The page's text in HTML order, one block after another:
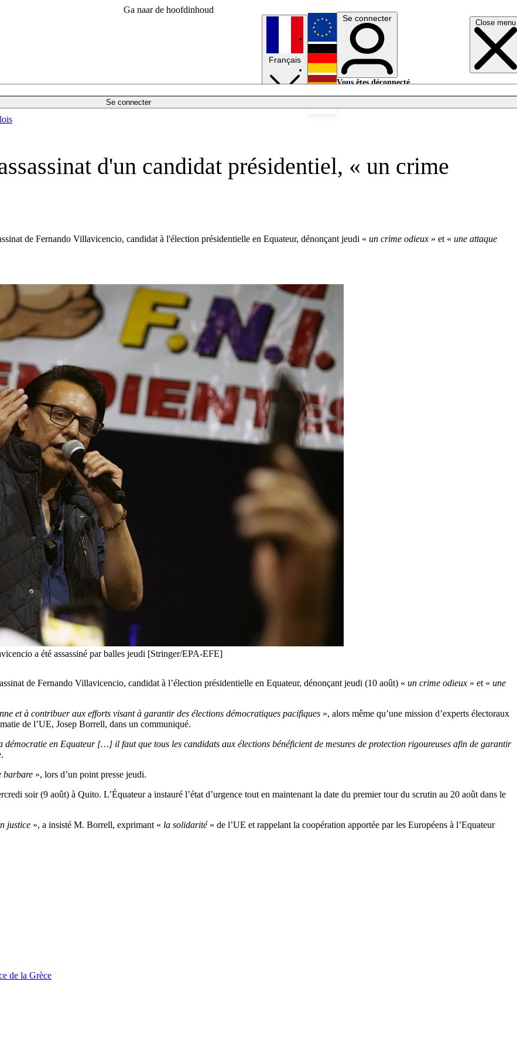
Ga naar de hoofdinhoud
Close menu
Se connecter
Français
English
Deutsch
Se connecter
Vous êtes déconnecté.
d'un candidat présidentiel, « un crime
de Fernando Villavicencio, candidat à l'élection présidentielle en Equateur, dénonçant jeudi « un crime odieux » et « une attaque
a été assassiné par balles jeudi [Stringer/EPA-EFE]
de Fernando Villavicencio, candidat à l’élection présidentielle en Equateur, dénonçant jeudi (10 août) « un crime odieux » et « une
et à contribuer aux efforts visant à garantir des élections démocratiques pacifiques », alors même qu’une mission d’experts électoraux
de l’UE, Josep Borrell, dans un communiqué.
démocratie en Equateur […] il faut que tous les candidats aux élections bénéficient de mesures de protection rigoureuses afin de garantir
barbare », lors d’un point presse jeudi.
soir (9 août) à Quito. L’Équateur a instauré l’état d’urgence tout en maintenant la date du premier tour du scrutin au 20 août dans le
justice », a insisté M. Borrell, exprimant « la solidarité » de l’UE et rappelant la coopération apportée par les Européens à l’Equateur
de la Grèce